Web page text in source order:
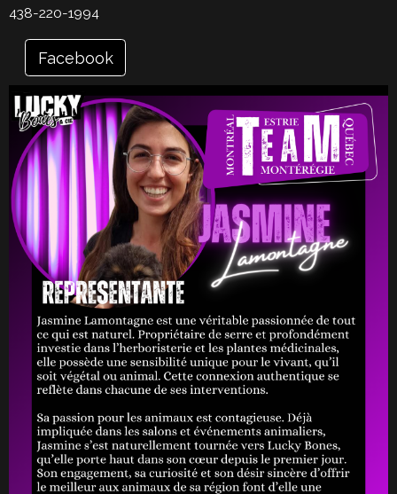
438-220-1994
Facebook